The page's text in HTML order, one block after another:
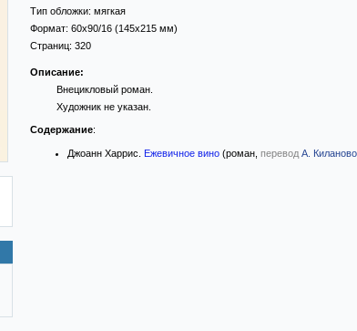
Тип обложки: мягкая
Формат: 60x90/16 (145x215 мм)
Страниц: 320
Описание:
Внецикловый роман.
Художник не указан.
Содержание:
Джоанн Харрис. Ежевичное вино (роман, перевод А.